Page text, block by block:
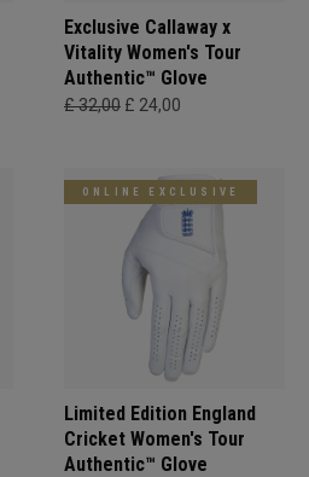
Exclusive Callaway x
Vitality Women's Tour
Authentic™ Glove
£ 32,00 £ 24,00
ONLINE EXCLUSIVE
Limited Edition England
Cricket Women's Tour
Authentic™ Glove